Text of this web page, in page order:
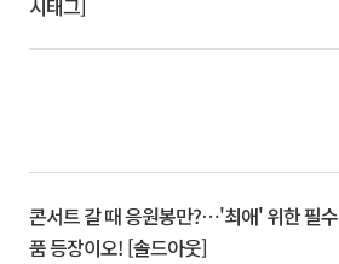
시태그]
콘서트 갈 때 응원봉만?⋯'최애' 위한 필수
품 등장이오! [솔드아웃]